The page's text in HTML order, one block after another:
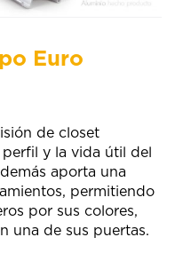
Euro
de closet
y la vida útil del
aporta una
permitiendo
por sus colores,
una de sus puertas.